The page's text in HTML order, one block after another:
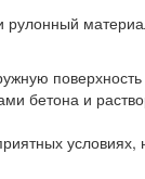
бетона и